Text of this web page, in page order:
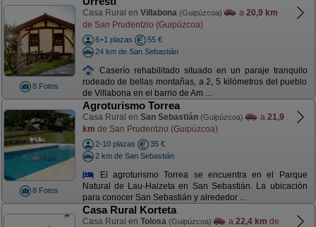
8 Fotos
Casa Rural en Villabona (Guipúzcoa) a 20,9 km
de San Prudentzio (Guipúzcoa)
6+1 plazas
55 €
24 km de San Sebastián
Caserío rehabilitado situado en un paraje tranquilo
rodeado de bellas montañas, a 2, 5 kilómetros del pueblo
de Villabona en el barrio de Am ...
8 Fotos
Agroturismo Torrea
Casa Rural en San Sebastián (Guipúzcoa) a 21,9
km de San Prudentzio (Guipúzcoa)
2-10 plazas
35 €
2 km de San Sebastián
El agroturismo Torrea se encuentra en el Parque
Natural de Lau-Haizeta en San Sebastián. La ubicación
para conocer San Sebastián y alrededor ...
Casa Rural Korteta
Casa Rural en Tolosa (Guipúzcoa) a 22,4 km de